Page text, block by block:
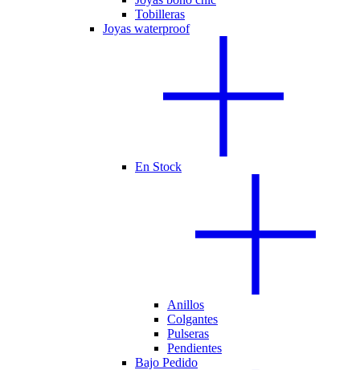
Tobilleras
Joyas waterproof
En Stock
Anillos
Colgantes
Pulseras
Pendientes
Bajo Pedido